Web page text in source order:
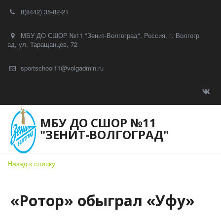
8(8442) 35-82-21
МБУ ДО СШОР №11 "Зенит-Волгоград", Россия, г. Волгогр
ад, ул. Таращанцев, 72
sportschool11@volgadmin.ru
МБУ ДО СШОР №11
"ЗЕНИТ-ВОЛГОГРАД"
Назад к списку
«Ротор» обыграл «Уфу»